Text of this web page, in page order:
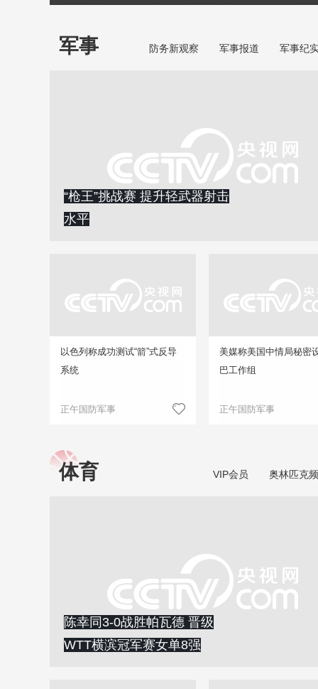
军事 防务新观察 军事报道 军事纪
“枪王”挑战赛 提升轻武器射击
水平
以色列称成功测试“箭”式反导
系统
正午国防军事
美媒称美国中情局秘密
巴工作组
正午国防军事
体育 VIP会员 奥林匹克
陈幸同3-0战胜帕瓦德 晋级
WTT横滨冠军赛女单8强